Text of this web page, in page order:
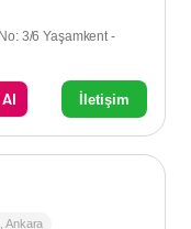
3/6 Yaşamkent -
İletişim
,Ankara